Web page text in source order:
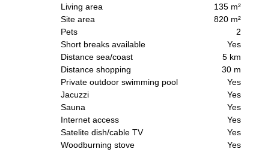
Living area
135 m²
Site area
820 m²
Pets
2
Short breaks available
Yes
Distance sea/coast
5 km
Distance shopping
30 m
Private outdoor swimming pool
Yes
Jacuzzi
Yes
Sauna
Yes
Internet access
Yes
Satelite dish/cable TV
Yes
Woodburning stove
Yes